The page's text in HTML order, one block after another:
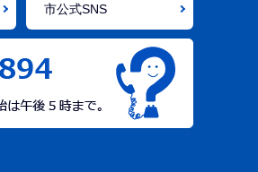
市公式SNS